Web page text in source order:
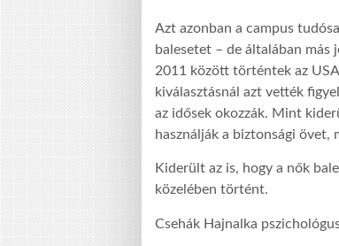
Azt azonban a campus
balesetet – de általában más
2011 között történtek az
kiválasztásnál azt vették
az idősek okozzák. Mint
használják a biztonsági
Kiderült az is, hogy a nők
közelében történt.
Csehák Hajnalka